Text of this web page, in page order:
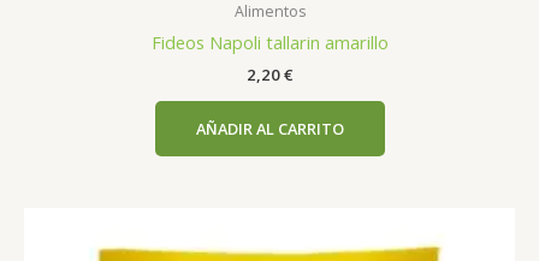
Alimentos
Fideos Napoli tallarin amarillo
2,20€
AÑADIR AL CARRITO